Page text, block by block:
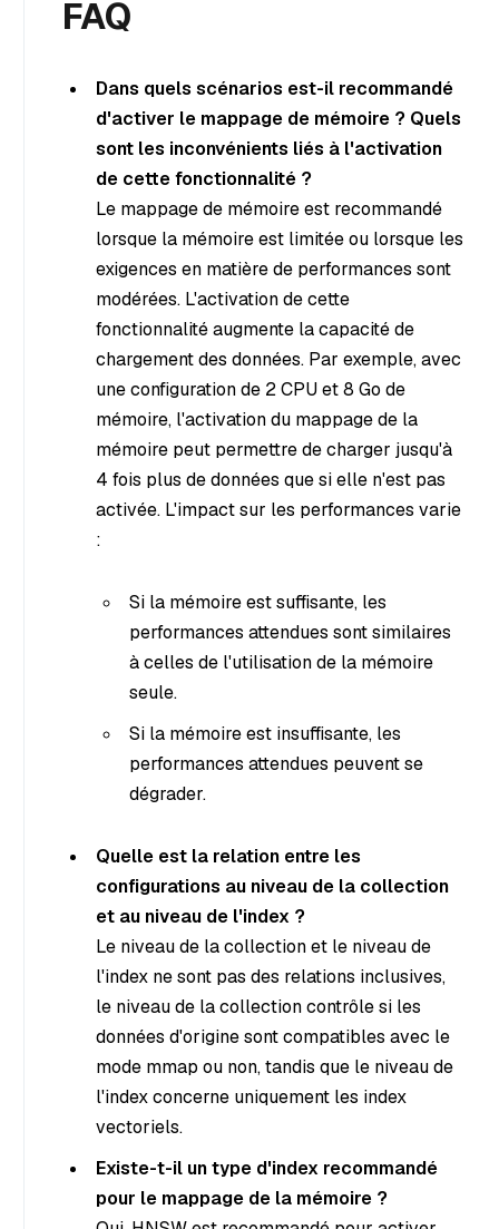
FAQ
Dans quels scénarios est-il recommandé
d'activer le mappage de mémoire ? Quels
sont les inconvénients liés à l'activation
de cette fonctionnalité ?
Le mappage de mémoire est recommandé
lorsque la mémoire est limitée ou lorsque les
exigences en matière de performances sont
modérées. L'activation de cette
fonctionnalité augmente la capacité de
chargement des données. Par exemple, avec
une configuration de 2 CPU et 8 Go de
mémoire, l'activation du mappage de la
mémoire peut permettre de charger jusqu'à
4 fois plus de données que si elle n'est pas
activée. L'impact sur les performances varie
:
Si la mémoire est suffisante, les
performances attendues sont similaires
à celles de l'utilisation de la mémoire
seule.
Si la mémoire est insuffisante, les
performances attendues peuvent se
dégrader.
Quelle est la relation entre les
configurations au niveau de la collection
et au niveau de l'index ?
Le niveau de la collection et le niveau de
l'index ne sont pas des relations inclusives,
le niveau de la collection contrôle si les
données d'origine sont compatibles avec le
mode mmap ou non, tandis que le niveau de
l'index concerne uniquement les index
vectoriels.
Existe-t-il un type d'index recommandé
pour le mappage de la mémoire ?